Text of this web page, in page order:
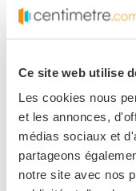
Ce site web utilise
Les cookies nous
et les annonces,
médias sociaux et
partageons
notre site avec nos
Vous vous posez
coulissante sur-
Formats,
Trouvez ici vos
question…